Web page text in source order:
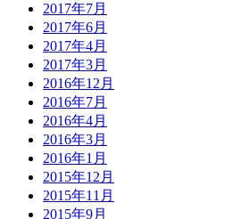
2017年7月
2017年6月
2017年4月
2017年3月
2016年12月
2016年7月
2016年4月
2016年3月
2016年1月
2015年12月
2015年11月
2015年9月